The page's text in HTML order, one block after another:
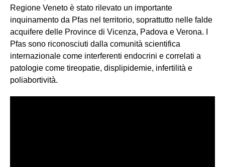
Regione Veneto è stato rilevato un importante
inquinamento da Pfas nel territorio, soprattutto nelle falde
acquifere delle Province di Vicenza, Padova e Verona. I
Pfas sono riconosciuti dalla comunità scientifica
internazionale come interferenti endocrini e correlati a
patologie come tireopatie, displipidemie, infertilità e
poliabortività.